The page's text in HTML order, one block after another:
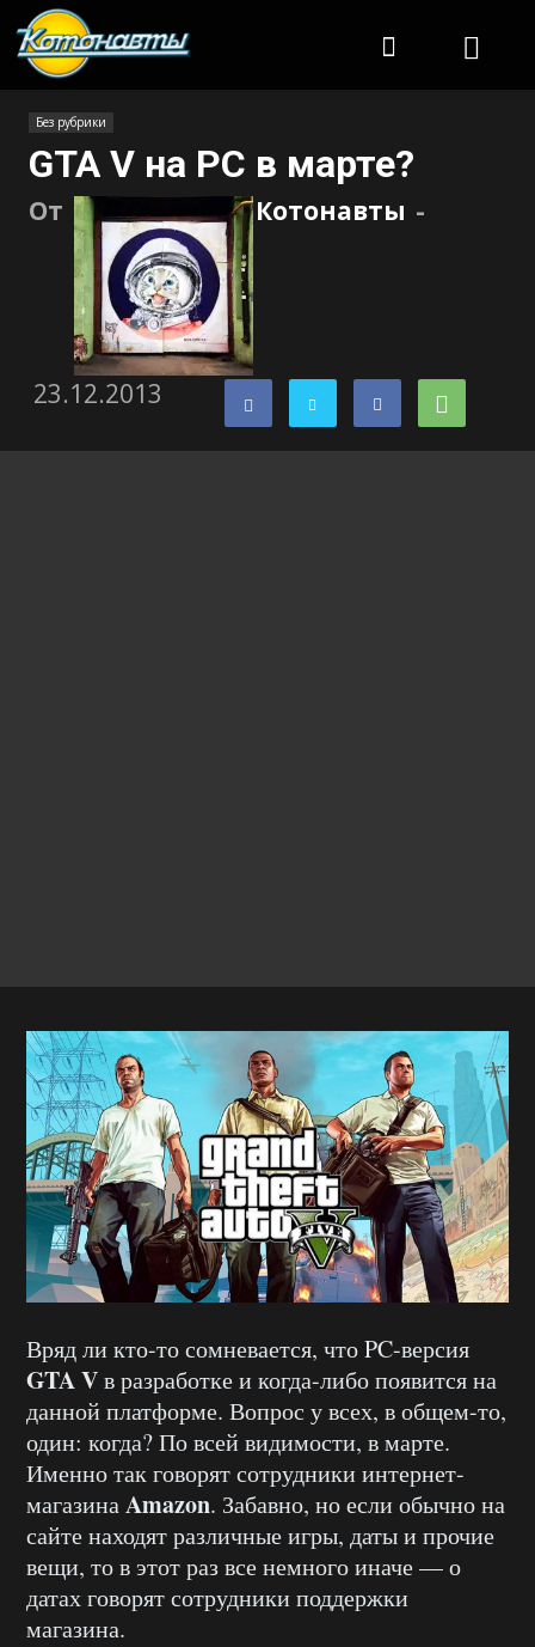
Без рубрики
GTA V на PC в марте?
От Котонавты -
23.12.2013
Вряд ли кто-то сомневается, что PC-версия
GTA Vв разработке и когда-либо появится на
данной платформе. Вопрос у всех, в общем-то,
один: когда? По всей видимости, в марте.
Именно так говорят сотрудники интернет-
магазинаAmazon. Забавно, но если обычно на
сайте находят различные игры, даты и прочие
вещи, то в этот раз все немного иначе — о
датах говорят сотрудники поддержки
магазина.